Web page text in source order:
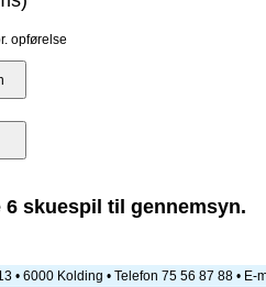
opførelse
6 skuespil til gennemsyn.
• 6000 Kolding • Telefon 75 56 87 88 • E-